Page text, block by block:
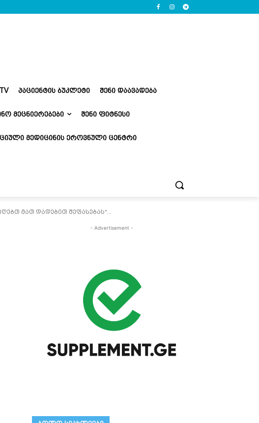
ᲞᲐᲪᲘᲔᲜᲢᲘᲡ ᲑᲣᲙᲚᲔᲢᲘ ᲨᲔᲜᲘ ᲓᲐᲐᲕᲐᲓᲔᲑᲐ
ᲛᲔᲪᲜᲘᲔᲠᲔᲑᲔᲑᲘ ᲨᲔᲜᲘ ᲤᲘᲢᲜᲔᲡᲘ
ᲛᲔᲓᲘᲪᲘᲜᲘᲡ ᲔᲠᲝᲕᲜᲣᲚᲘ ᲪᲔᲜᲢᲠᲘ
მათ დადებით შეფასებას"...
- Advertisement -